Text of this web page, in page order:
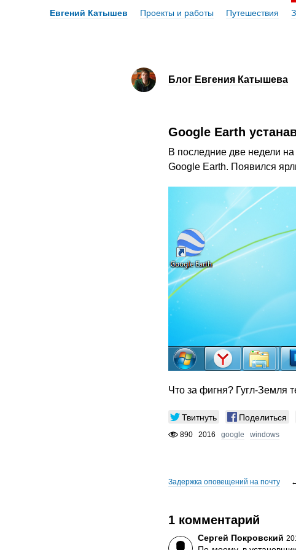
Евгений Катышев Проекты и работы Путешествия
Блог Евгения Катышева
Google Earth
В последние две недели
Google Earth. Появился
Что за фигня? Гугл-Земля
Твитнуть Поделиться
890 2016 google windows
Задержка оповещений на почту
1 комментарий
Сергей Покровский